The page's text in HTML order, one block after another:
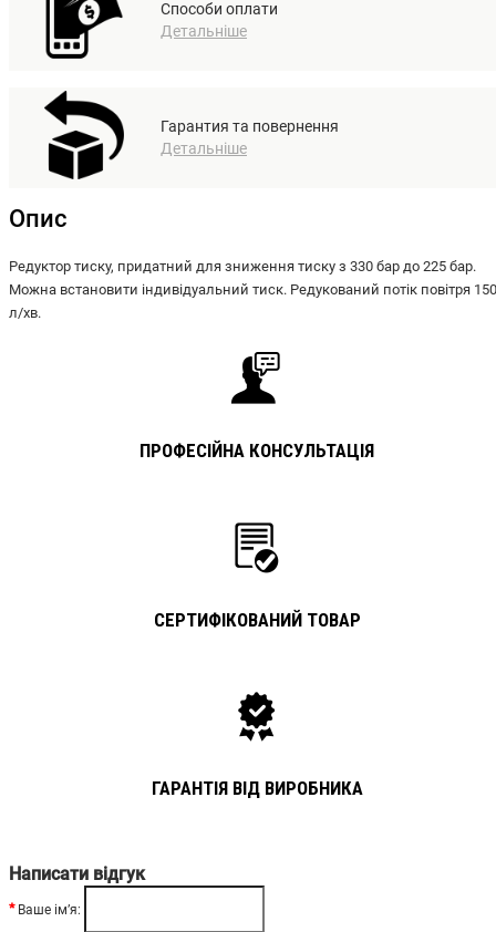
Способи оплати
Детальніше
Гарантия та повернення
Детальніше
Опис
Редуктор тиску, придатний для зниження тиску з 330 бар до 225 бар.
Можна встановити індивідуальний тиск. Редукований потік повітря
л/хв.
ПРОФЕСІЙНА КОНСУЛЬТАЦІЯ
СЕРТИФІКОВАНИЙ ТОВАР
ГАРАНТІЯ ВІД ВИРОБНИКА
Написати відгук
Ваше ім’я: